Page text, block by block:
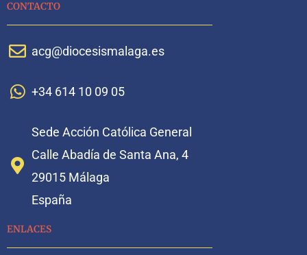
CONTACTO
acg@diocesismalaga.es
+34 614 10 09 05
Sede Acción Católica General
Calle Abadía de Santa Ana, 4
29015 Málaga
España
ENLACES